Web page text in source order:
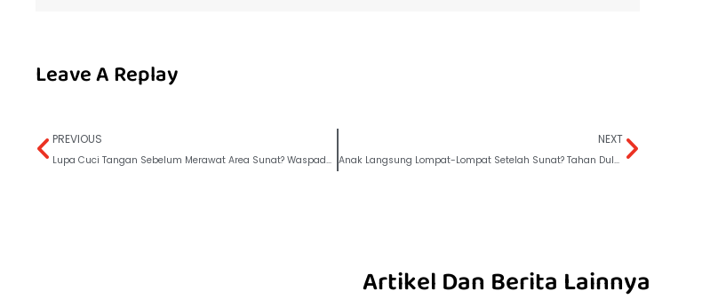
Leave A Replay
PREVIOUS
Lupa Cuci Tangan Sebelum Merawat Area Sunat? Waspadai Risiko Infeksi
NEXT
Anak Langsung Lompat-Lompat Setelah Sunat? Tahan Dulu!
Artikel Dan Berita Lainnya